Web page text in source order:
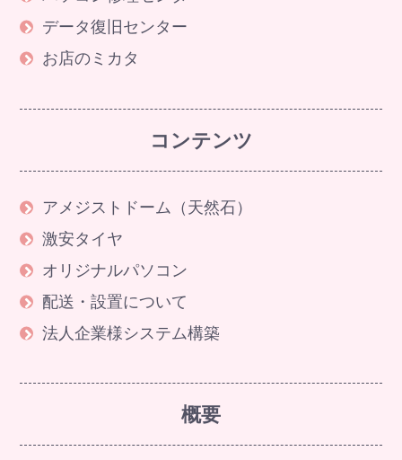
データ復旧センター
お店のミカタ
コンテンツ
アメジストドーム（天然石）
激安タイヤ
オリジナルパソコン
配送・設置について
法人企業様システム構築
概要